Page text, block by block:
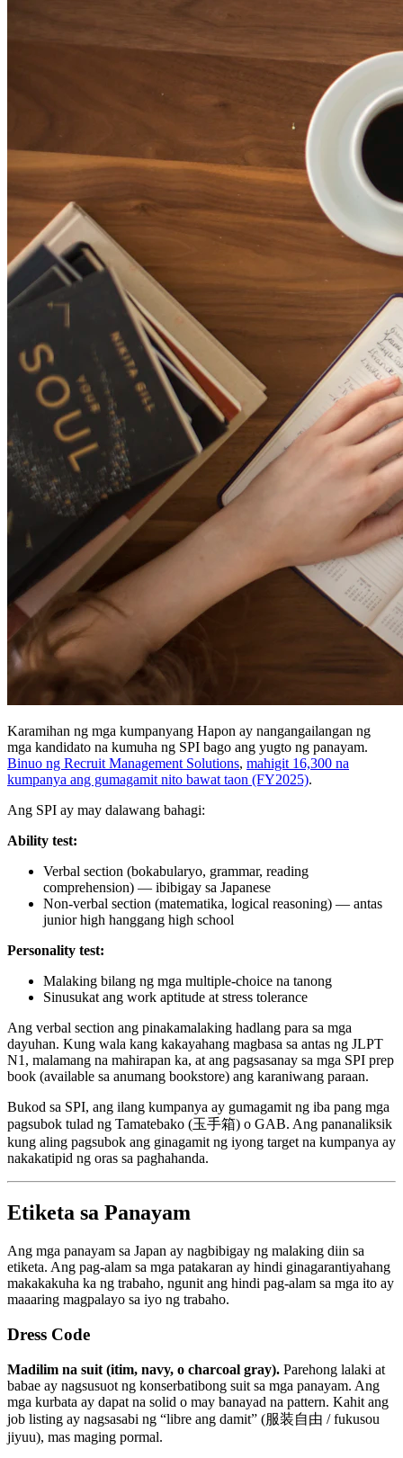
Karamihan ng mga kumpanyang Hapon ay nangangailangan ng
mga kandidato na kumuha ng SPI bago ang yugto ng panayam.
Binuo ng Recruit Management Solutions, mahigit 16,300 na
kumpanya ang gumagamit nito bawat taon (FY2025).
Ang SPI ay may dalawang bahagi:
Ability test:
Verbal section (bokabularyo, grammar, reading
comprehension) — ibibigay sa Japanese
Non-verbal section (matematika, logical reasoning) — antas
junior high hanggang high school
Personality test:
Malaking bilang ng mga multiple-choice na tanong
Sinusukat ang work aptitude at stress tolerance
Ang verbal section ang pinakamalaking hadlang para sa mga
dayuhan. Kung wala kang kakayahang magbasa sa antas ng JLPT
N1, malamang na mahirapan ka, at ang pagsasanay sa mga SPI prep
book (available sa anumang bookstore) ang karaniwang paraan.
Bukod sa SPI, ang ilang kumpanya ay gumagamit ng iba pang mga
pagsubok tulad ng Tamatebako (玉手箱) o GAB. Ang pananaliksik
kung aling pagsubok ang ginagamit ng iyong target na kumpanya ay
nakakatipid ng oras sa paghahanda.
Etiketa sa Panayam
Ang mga panayam sa Japan ay nagbibigay ng malaking diin sa
etiketa. Ang pag-alam sa mga patakaran ay hindi ginagarantiyahang
makakakuha ka ng trabaho, ngunit ang hindi pag-alam sa mga ito ay
maaaring magpalayo sa iyo ng trabaho.
Dress Code
Madilim na suit (itim, navy, o charcoal gray). Parehong lalaki at
babae ay nagsusuot ng konserbatibong suit sa mga panayam. Ang
mga kurbata ay dapat na solid o may banayad na pattern. Kahit ang
job listing ay nagsasabi ng “libre ang damit” (服装自由 / fukusou
jiyuu), mas maging pormal.